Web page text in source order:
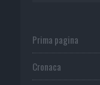
Prima pagina
Cronaca